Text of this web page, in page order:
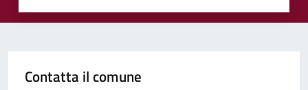
Contatta il comune